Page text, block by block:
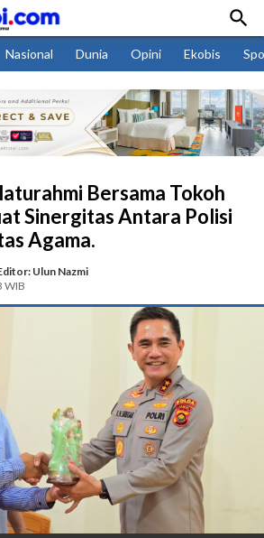

Nasional Dunia Opini Ekobis
Bersama Tokoh
Sinergitas Antara Polisi
Agama.
Ulun Nazmi
WIB